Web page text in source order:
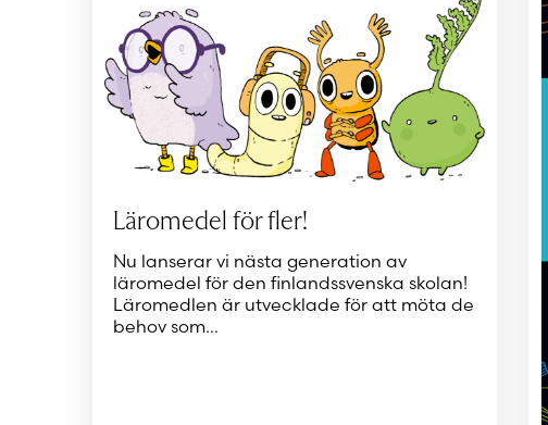
Läromedel för fler!
Nu lanserar vi nästa generation av
läromedel för den finlandssvenska skolan!
Läromedlen är utvecklade för att möta de
behov som…